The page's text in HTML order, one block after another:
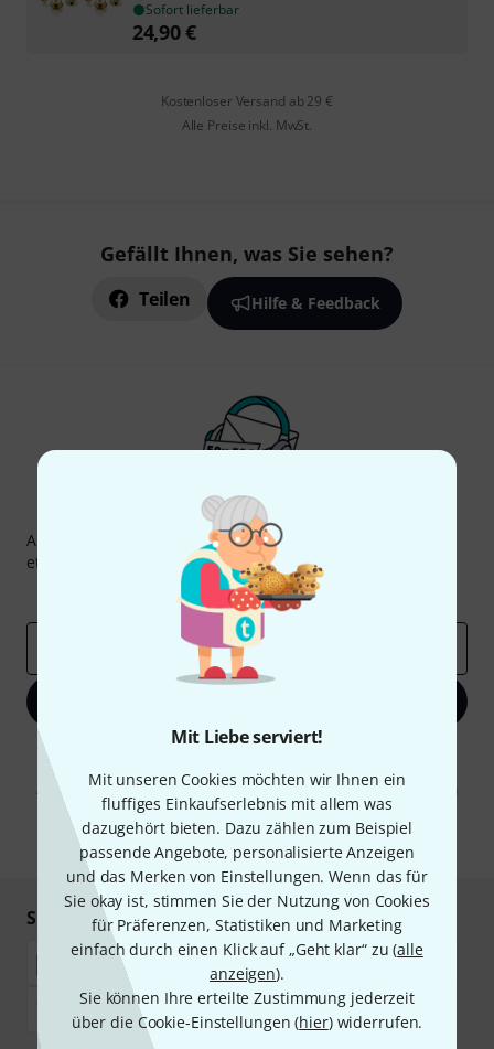
Mit Liebe serviert!
Mit unseren Cookies möchten wir Ihnen ein
fluffiges Einkaufserlebnis mit allem was
dazugehört bieten. Dazu zählen zum Beispiel
passende Angebote, personalisierte Anzeigen
und das Merken von Einstellungen. Wenn das für
Sie okay ist, stimmen Sie der Nutzung von Cookies
für Präferenzen, Statistiken und Marketing
einfach durch einen Klick auf „Geht klar“ zu (alle
anzeigen).
Sie können Ihre erteilte Zustimmung jederzeit
über die Cookie-Einstellungen (hier) widerrufen.
Sofort lieferbar
24,90€
Kostenloser Versand ab 29 €
Alle Preise inkl. MwSt.
Gefällt Ihnen, was Sie sehen?
Teilen Hilfe & Feedback
Thomann Newsletter
Abonniere den Thomann Newsletter und gewinne mit
etwas Glück einen von50 Gutscheinenüber jeweils
Inspirierende Beiträge
Deals
Mit Klick auf „Jetzt anmelden“ stimmen Sie dem Erhalt von E-Mail-
Werbung und einer Messung des E-Mail-Nutzungsverhaltens zu. Die
Abmeldung ist jederzeit möglich. Weitere Informationen finden Sie in
unserenDatenschutzhinweisen.
Sicher einkaufen & bezahlen